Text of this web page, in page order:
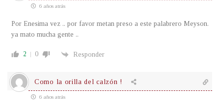
6 años atrás
Por Enesima vez .. por favor metan preso a este palabrero Meyson.
ya mato mucha gente ..
2 0 Responder
Como la orilla del calzón !
6 años atrás